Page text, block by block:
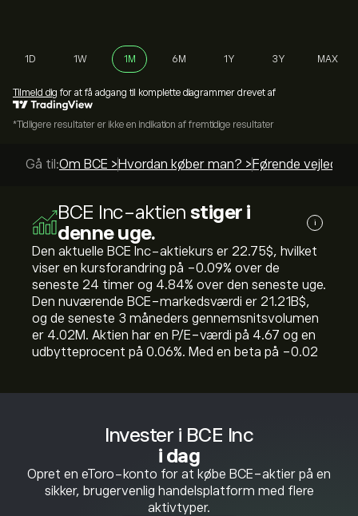
Invester i BCE Inc
i dag
Opret en eToro-konto for at købe BCE-aktier på en
sikker, brugervenlig handelsplatform med flere
aktivtyper.
1D 1W 1M 6M 1Y 3Y MAX
Tilmeld dig for at få adgang til komplette diagrammer drevet af
*Tidligere resultater er ikke en indikation af fremtidige resultater
Gå til:Om BCE > Hvordan køber man? > Førende
BCE Inc-aktien stiger i
denne uge.
i
Den aktuelle BCE Inc-aktiekurs er 22.75‎$‎, hvilket
viser en kursforandring på ‎-0.09‎% over de
seneste 24 timer og ‎4.84‎% over den seneste uge.
Den nuværende BCE-markedsværdi er 21.21B‎$‎,
og de seneste 3 måneders gennemsnitsvolumen
er 4.02M. Aktien har en P/E-værdi på 4.67 og en
udbytteprocent på 0.06%. Med en beta på -0.02